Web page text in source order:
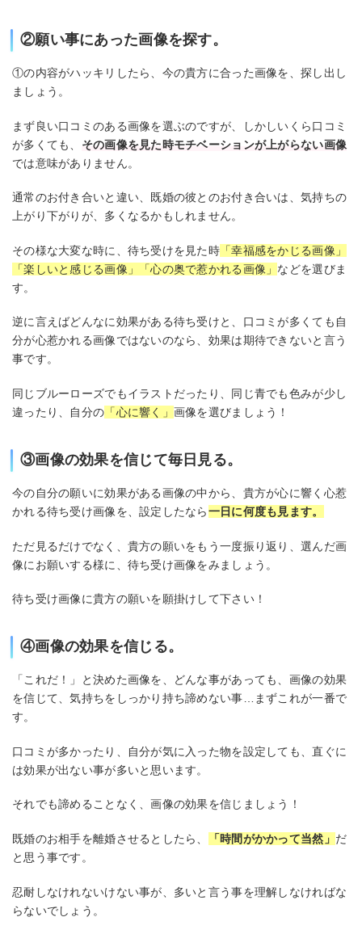
②願い事にあった画像を探す。
①の内容がハッキリしたら、今の貴方に合った画像を、探し出し
ましょう。
まず良い口コミのある画像を選ぶのですが、しかしいくら口コミ
が多くても、 その画像を見た時モチベーションが上がらない画像
では意味がありません。
通常のお付き合いと違い、既婚の彼とのお付き合いは、気持ちの
上がり下がりが、多くなるかもしれません。
その様な大変な時に、待ち受けを見た時 「幸福感をかじる画像」
「楽しいと感じる画像」「心の奥で惹かれる画像」 などを選びま
す。
逆に言えばどんなに効果がある待ち受けと、口コミが多くても自
分が心惹かれる画像ではないのなら、効果は期待できないと言う
事です。
同じブルーローズでもイラストだったり、同じ青でも色みが少し
違ったり、自分の 「心に響く」 画像を選びましょう！
③画像の効果を信じて毎日見る。
今の自分の願いに効果がある画像の中から、貴方が心に響く心惹
かれる待ち受け画像を、設定したなら一日に何度も見ます。
ただ見るだけでなく、貴方の願いをもう一度振り返り、選んだ画
像にお願いする様に、待ち受け画像をみましょう。
待ち受け画像に貴方の願いを願掛けして下さい！
④画像の効果を信じる。
「これだ！」と決めた画像を、どんな事があっても、画像の効果
を信じて、気持ちをしっかり持ち諦めない事…まずこれが一番で
す。
口コミが多かったり、自分が気に入った物を設定しても、直ぐに
は効果が出ない事が多いと思います。
それでも諦めることなく、画像の効果を信じましょう！
既婚のお相手を離婚させるとしたら、 「時間がかかって当然」 だ
と思う事です。
忍耐しなけれないけない事が、多いと言う事を理解しなければな
らないでしょう。